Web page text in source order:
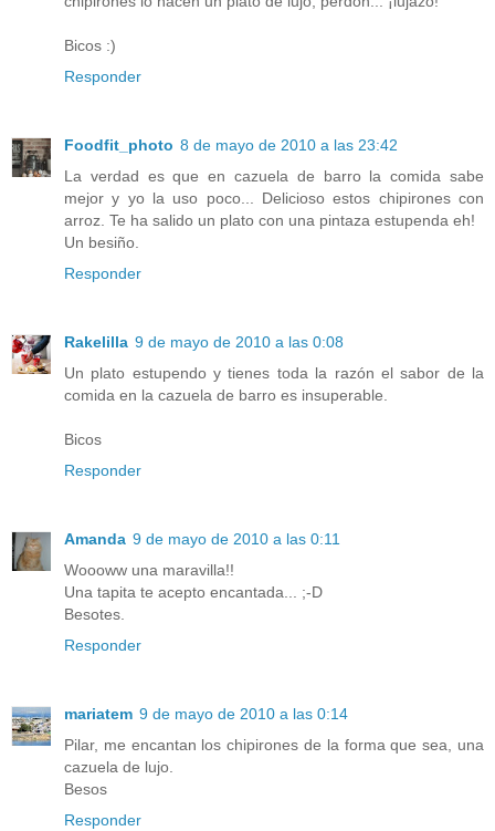
Bicos :)
Responder
Foodfit_photo 8 de mayo de 2010 a las 23:42
La verdad es que en cazuela de barro la comida sabe
mejor y yo la uso poco... Delicioso estos chipirones con
arroz. Te ha salido un plato con una pintaza estupenda eh!
Un besiño.
Responder
Rakelilla 9 de mayo de 2010 a las 0:08
Un plato estupendo y tienes toda la razón el sabor de la
comida en la cazuela de barro es insuperable.
Bicos
Responder
Amanda 9 de mayo de 2010 a las 0:11
Woooww una maravilla!!
Una tapita te acepto encantada... ;-D
Besotes.
Responder
mariatem 9 de mayo de 2010 a las 0:14
Pilar, me encantan los chipirones de la forma que sea, una
cazuela de lujo.
Besos
Responder